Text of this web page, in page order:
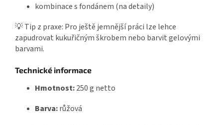
kombinace s fondánem (na detaily)
💡 Tip z praxe: Pro ještě jemnější práci lze lehce
zapudrovat kukuřičným škrobem nebo barvit gelovými
barvami.
Technické informace
Hmotnost:250 g netto
Barva:růžová